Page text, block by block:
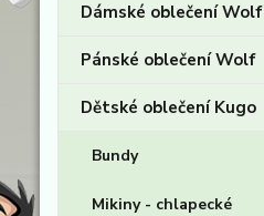
Dámské oblečení Wolf
Pánské oblečení Wolf
Dětské oblečení Kugo
Bundy
Mikiny - chlapecké